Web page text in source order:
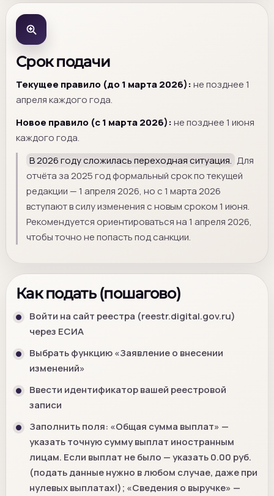
Срок подачи
Текущее правило (до 1 марта 2026):не позднее 1
апреля каждого года.
Новое правило (с 1 марта 2026):не позднее 1 июня
каждого года.
В 2026 году сложилась переходная ситуация. Для
отчёта за 2025 год формальный срок по текущей
редакции — 1 апреля 2026, но с 1 марта 2026
вступают в силу изменения с новым сроком 1 июня.
Рекомендуется ориентироваться на 1 апреля 2026,
чтобы точно не попасть под санкции.
Как подать (пошагово)
Войти на сайт реестра (reestr.digital.gov.ru)
через ЕСИА
Выбрать функцию «Заявление о внесении
изменений»
Ввести идентификатор вашей реестровой
записи
Заполнить поля: «Общая сумма выплат» —
указать точную сумму выплат иностранным
лицам. Если выплат не было — указать 0.00 руб.
(подать данные нужно в любом случае, даже при
нулевых выплатах!); «Сведения о выручке» —